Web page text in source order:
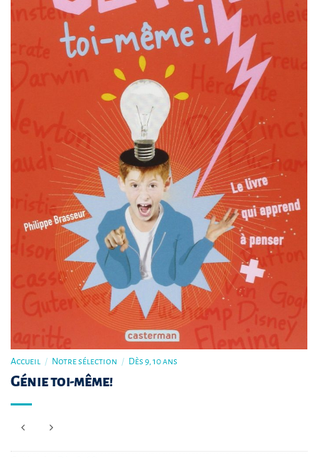
Accueil / Notre sélection / Dès 9, 10 ans
Génie toi-même!